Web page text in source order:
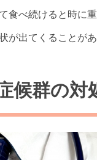
食べ続けると時に
が出てくることが
候群の対